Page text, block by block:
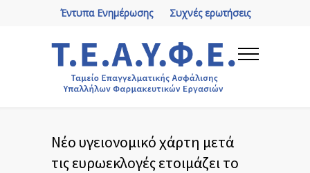
Συχνές ερωτήσεις
Έντυπα Ενημέρωσης
Νέο υγειονομικό χάρτη μετά
τις ευρωεκλογές ετοιμάζει το